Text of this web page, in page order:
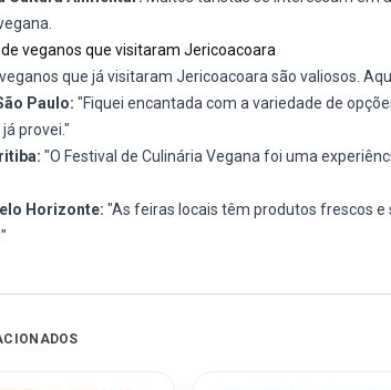
veganos que visitaram Jericoacoara
que já visitaram Jericoacoara são valiosos.
Paulo: "Fiquei encantada com a variedade de
provei."
"O Festival de Culinária Vegana foi uma
Horizonte: "As feiras locais têm produtos frescos